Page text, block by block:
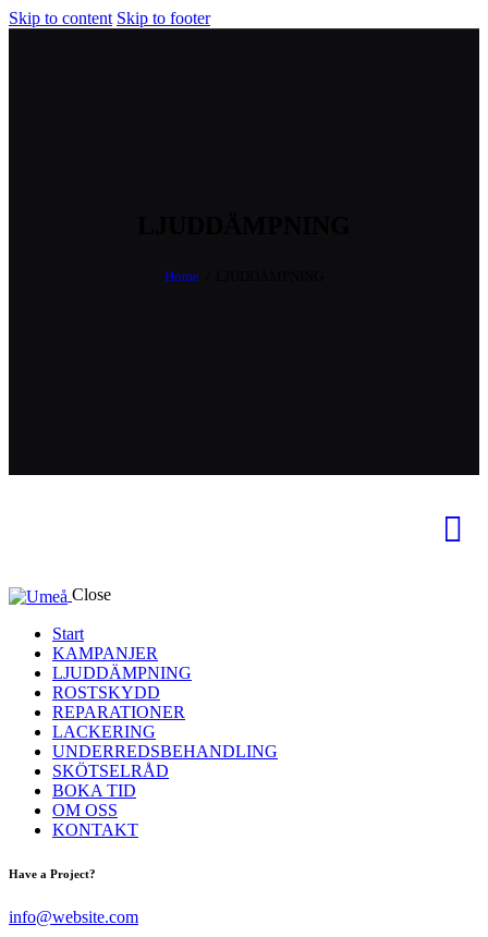
Skip to content Skip to footer
Home
Close
Start
KAMPANJER
LJUDDÄMPNING
ROSTSKYDD
REPARATIONER
LACKERING
UNDERREDSBEHANDLING
SKÖTSELRÅD
BOKA TID
OM OSS
KONTAKT
Have a Project?
info@website.com